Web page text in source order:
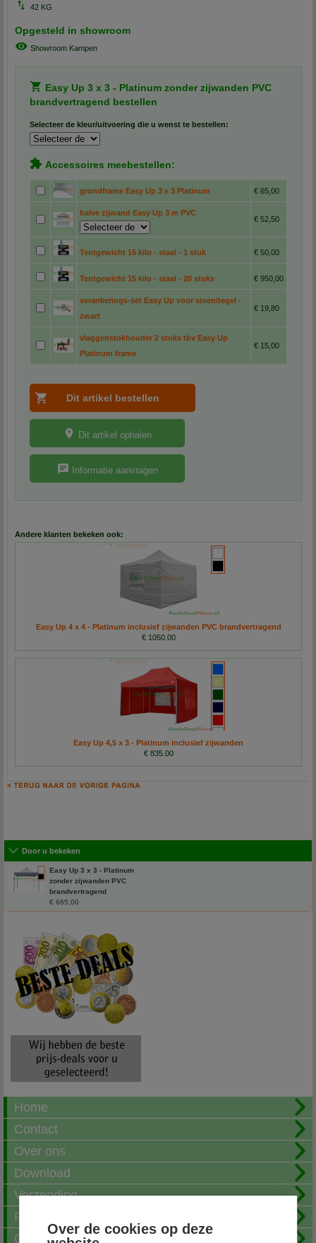
Over de cookies op deze
42 KG
Opgesteld in showroom
Showroom Kampen
Easy Up 3 x 3 - Platinum zonder zijwanden PVC
brandvertragend bestellen
Selecteer de kleur/uitvoering die u wenst te bestellen:
Accessoires meebestellen:
grondframe Easy Up 3 x 3 Platinum € 65,00
halve zijwand Easy Up 3 m PVC
€ 52,50
Tentgewicht 15 kilo - staal - 1 stuk € 50,00
Tentgewicht 15 kilo - staal - 20 stuks € 950,00
verankerings-set Easy Up voor steen/tegel -
zwart
€ 19,80
vlaggenstokhouder 2 stuks tbv Easy Up
Platinum frame
€ 15,00
Dit artikel ophalen
Informatie aanvragen
Andere klanten bekeken ook:
Easy Up 4 x 4 - Platinum inclusief zijwanden PVC brandvertragend
€ 1050.00
Easy Up 4,5 x 3 - Platinum inclusief zijwanden
€ 835.00
Door u bekeken
Easy Up 3 x 3 - Platinum
zonder zijwanden PVC
brandvertragend
€ 665,00
Home
Contact
Over ons
Download
Verzending
Fotoalbum
Openingstijden